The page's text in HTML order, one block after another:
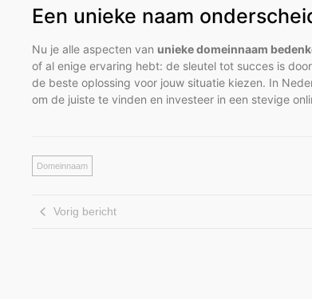
Een unieke naam
Nu je alle aspecten van unieke domeinnaam
of al enige ervaring hebt: de sleutel tot succes is
de beste oplossing voor jouw situatie kiezen. In
om de juiste te vinden en investeer in een stevige
Domeinnaam
Vorig bericht